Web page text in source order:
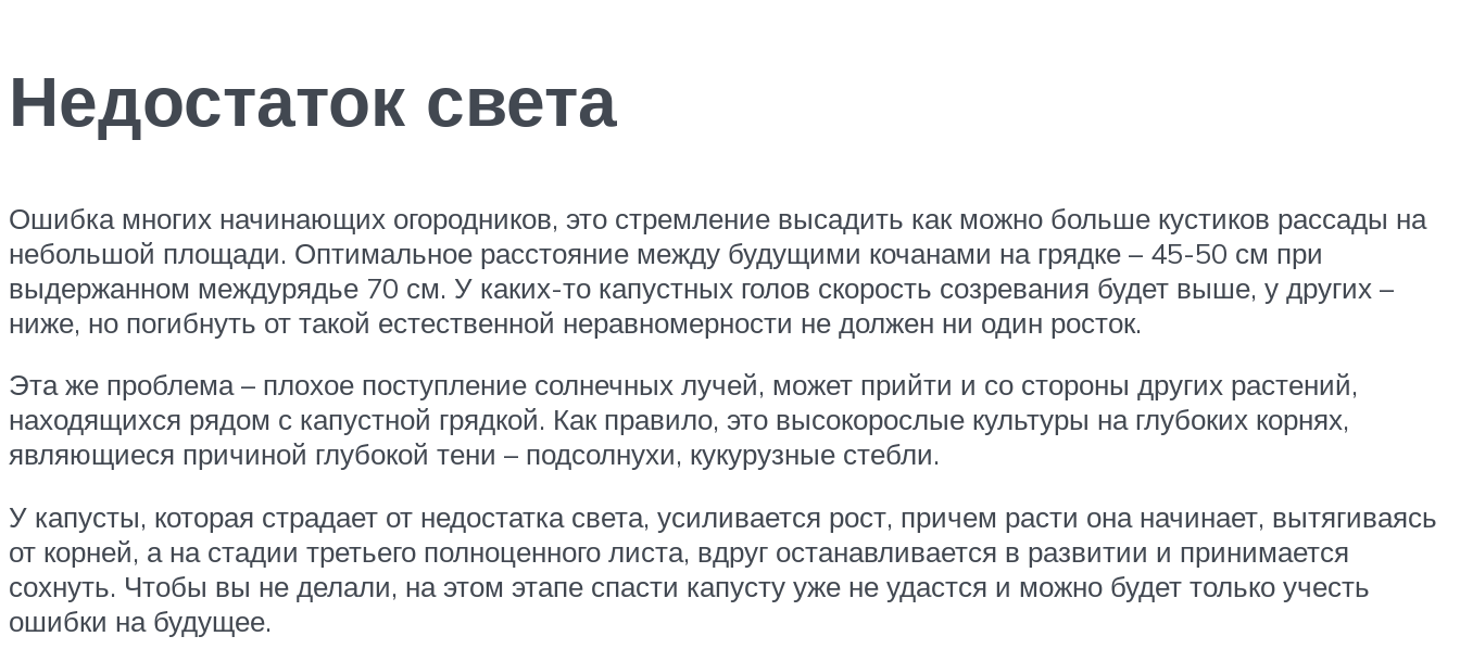
Недостаток света
Ошибка многих начинающих огородников, это стремление высадить как можно больше кустиков рассады на
небольшой площади. Оптимальное расстояние между будущими кочанами на грядке – 45-50 см при
выдержанном междурядье 70 см. У каких-то капустных голов скорость созревания будет выше, у других –
ниже, но погибнуть от такой естественной неравномерности не должен ни один росток.
Эта же проблема – плохое поступление солнечных лучей, может прийти и со стороны других растений,
находящихся рядом с капустной грядкой. Как правило, это высокорослые культуры на глубоких корнях,
являющиеся причиной глубокой тени – подсолнухи, кукурузные стебли.
У капусты, которая страдает от недостатка света, усиливается рост, причем расти она начинает, вытягиваясь
от корней, а на стадии третьего полноценного листа, вдруг останавливается в развитии и принимается
сохнуть. Чтобы вы не делали, на этом этапе спасти капусту уже не удастся и можно будет только учесть
ошибки на будущее.